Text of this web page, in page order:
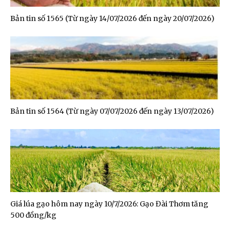
Bản tin số 1565 (Từ ngày 14/07/2026 đến ngày 20/07/2026)
Bản tin số 1564 (Từ ngày 07/07/2026 đến ngày 13/07/2026)
Giá lúa gạo hôm nay ngày 10/7/2026: Gạo Đài Thơm tăng
500 đồng/kg